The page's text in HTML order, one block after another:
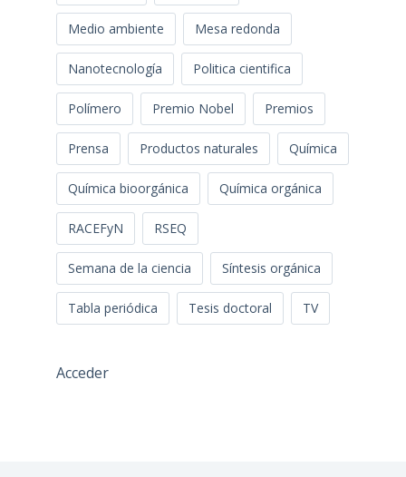
Medio ambiente Mesa redonda
Nanotecnología Politica cientifica
Polímero Premio Nobel Premios
Prensa Productos naturales Química
Química bioorgánica Química orgánica
RACEFyN RSEQ
Semana de la ciencia Síntesis orgánica
Tabla periódica Tesis doctoral TV
Acceder